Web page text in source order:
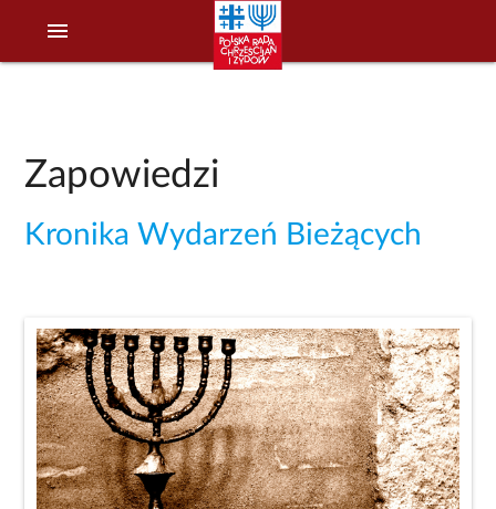
menu
Zapowiedzi
Kronika Wydarzeń Bieżących